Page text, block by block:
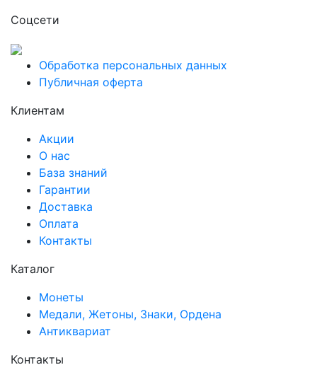
Соцсети
Обработка персональных данных
Публичная оферта
Клиентам
Акции
О нас
База знаний
Гарантии
Доставка
Оплата
Контакты
Каталог
Монеты
Медали, Жетоны, Знаки, Ордена
Антиквариат
Контакты